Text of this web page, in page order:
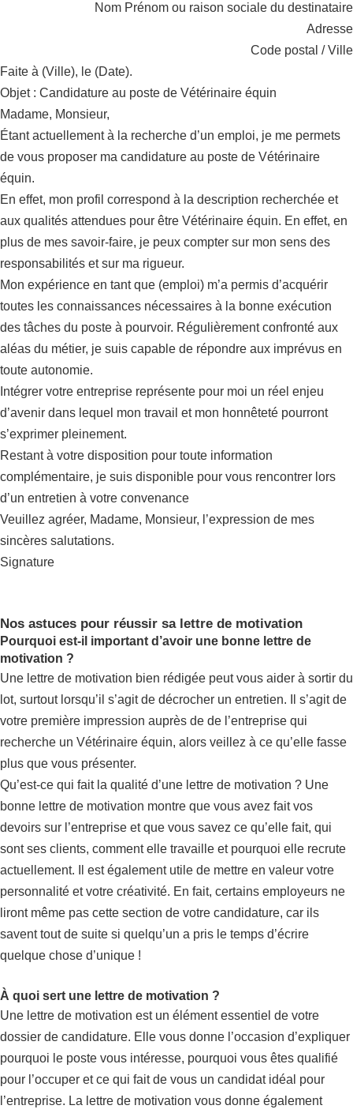
Nom Prénom ou raison sociale du destinataire
Adresse
Code postal / Ville
Faite à (Ville), le (Date).
Objet : Candidature au poste de Vétérinaire équin
Madame, Monsieur,
Étant actuellement à la recherche d’un emploi, je me permets
de vous proposer ma candidature au poste de Vétérinaire
équin.
En effet, mon profil correspond à la description recherchée et
aux qualités attendues pour être Vétérinaire équin. En effet, en
plus de mes savoir-faire, je peux compter sur mon sens des
responsabilités et sur ma rigueur.
Mon expérience en tant que (emploi) m’a permis d’acquérir
toutes les connaissances nécessaires à la bonne exécution
des tâches du poste à pourvoir. Régulièrement confronté aux
aléas du métier, je suis capable de répondre aux imprévus en
toute autonomie.
Intégrer votre entreprise représente pour moi un réel enjeu
d’avenir dans lequel mon travail et mon honnêteté pourront
s’exprimer pleinement.
Restant à votre disposition pour toute information
complémentaire, je suis disponible pour vous rencontrer lors
d’un entretien à votre convenance
Veuillez agréer, Madame, Monsieur, l’expression de mes
sincères salutations.
Signature
Nos astuces pour réussir sa lettre de motivation
Pourquoi est-il important d’avoir une bonne lettre de
motivation ?
Une lettre de motivation bien rédigée peut vous aider à sortir du
lot, surtout lorsqu’il s’agit de décrocher un entretien. Il s’agit de
votre première impression auprès de de l’entreprise qui
recherche un Vétérinaire équin, alors veillez à ce qu’elle fasse
plus que vous présenter.
Qu’est-ce qui fait la qualité d’une lettre de motivation ? Une
bonne lettre de motivation montre que vous avez fait vos
devoirs sur l’entreprise et que vous savez ce qu’elle fait, qui
sont ses clients, comment elle travaille et pourquoi elle recrute
actuellement. Il est également utile de mettre en valeur votre
personnalité et votre créativité. En fait, certains employeurs ne
liront même pas cette section de votre candidature, car ils
savent tout de suite si quelqu’un a pris le temps d’écrire
quelque chose d’unique !
À quoi sert une lettre de motivation ?
Une lettre de motivation est un élément essentiel de votre
dossier de candidature. Elle vous donne l’occasion d’expliquer
pourquoi le poste vous intéresse, pourquoi vous êtes qualifié
pour l’occuper et ce qui fait de vous un candidat idéal pour
l’entreprise. La lettre de motivation vous donne également